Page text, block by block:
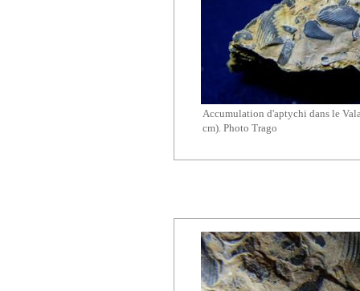
Accumulation d'aptychi dans le
cm). Photo Trago